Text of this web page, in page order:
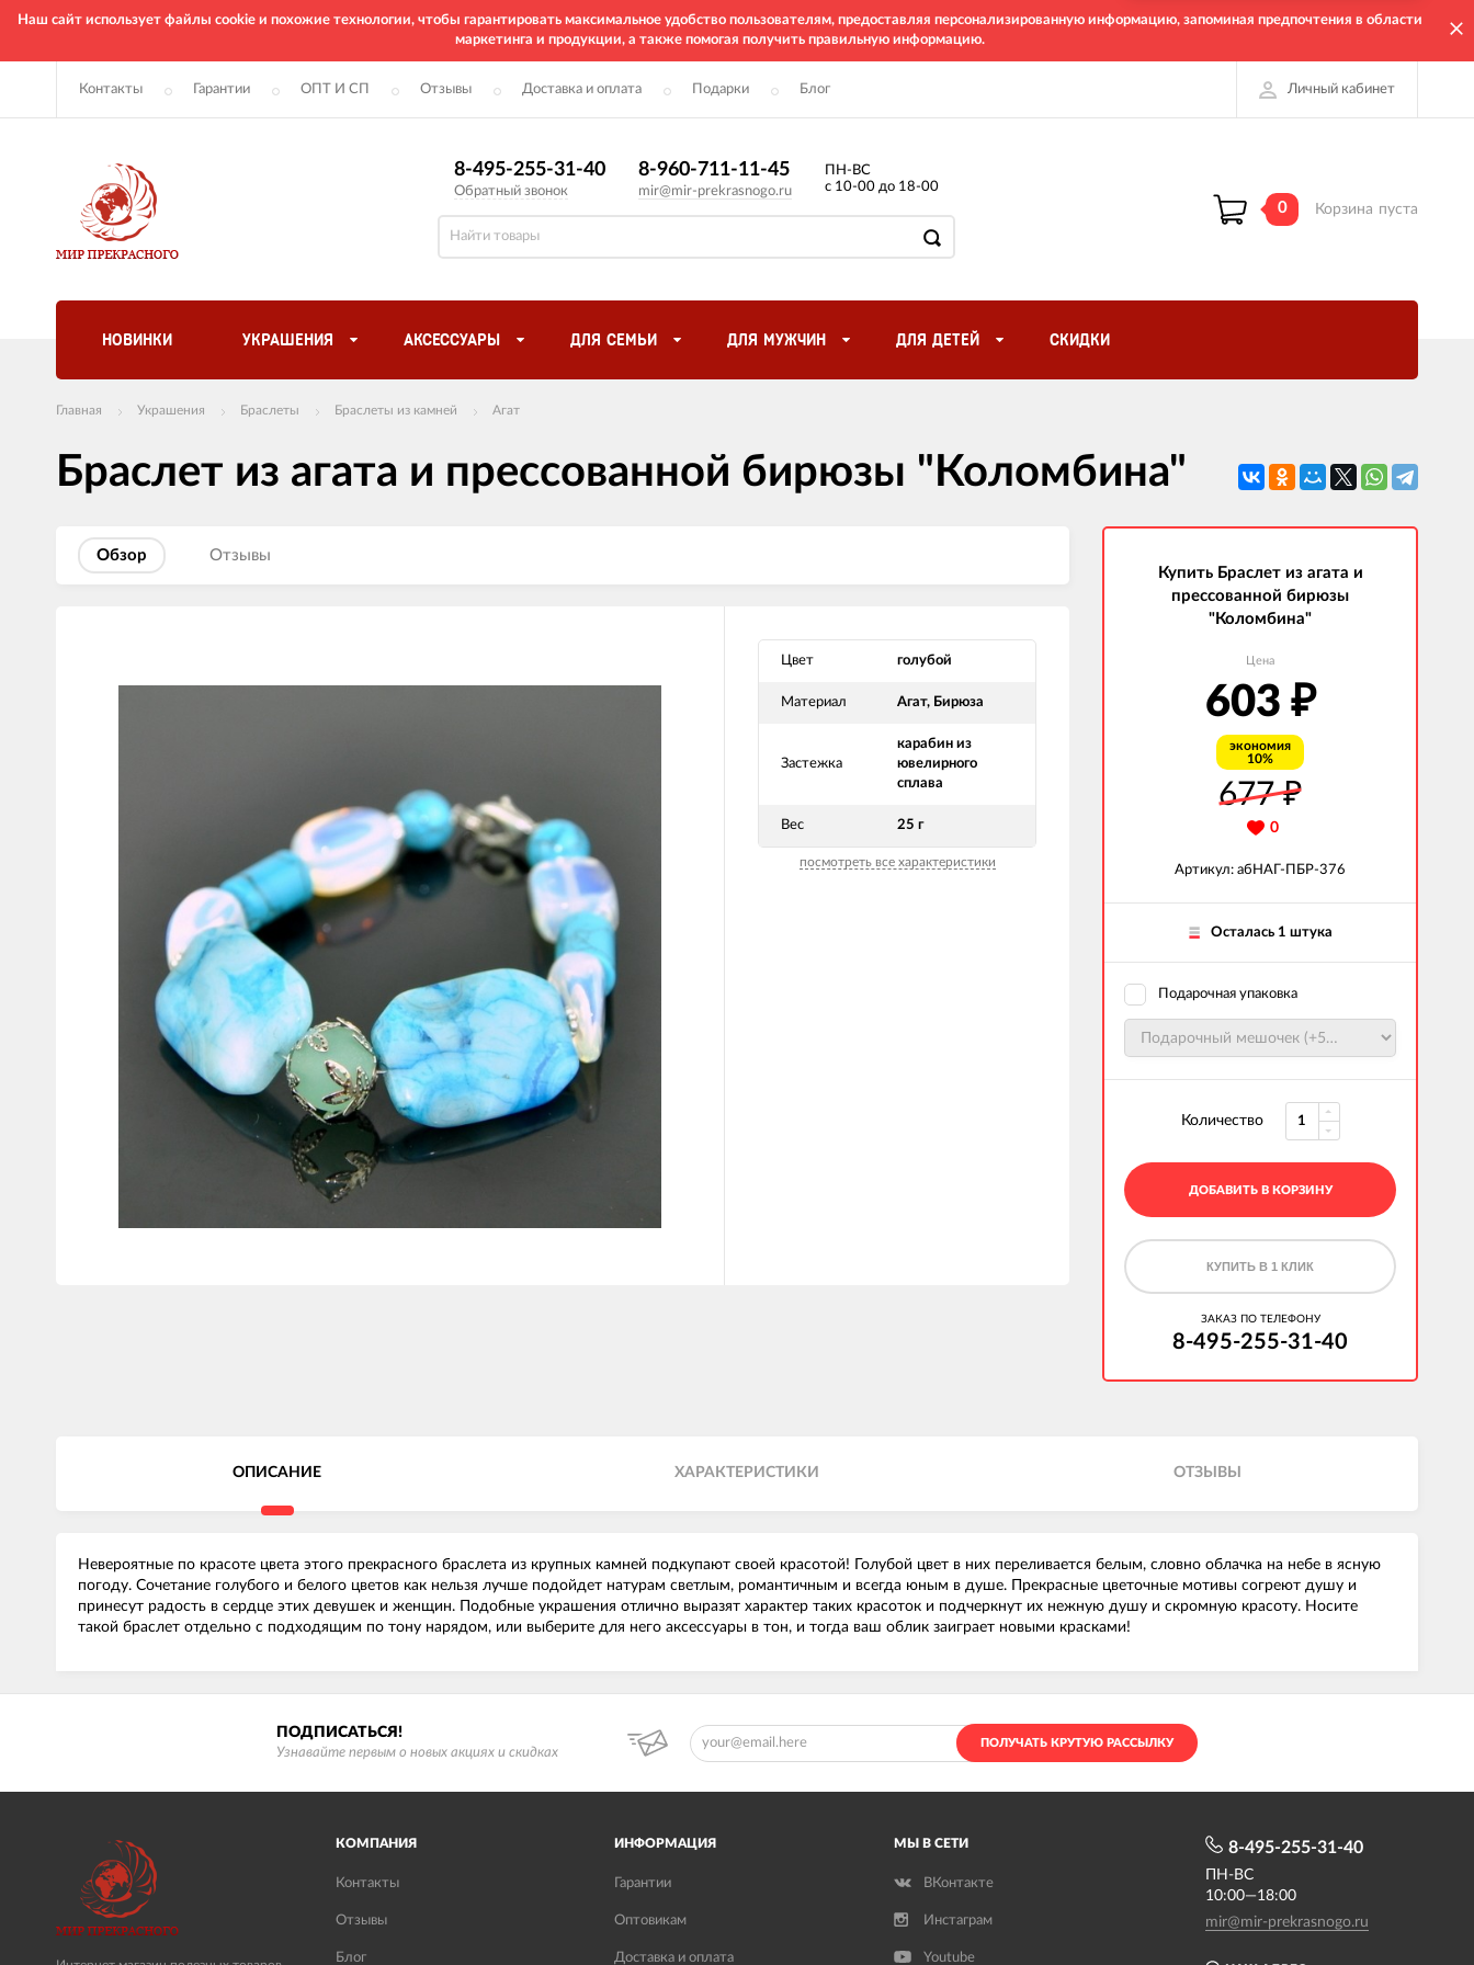
Наш сайт использует файлы cookie и похожие технологии, чтобы гарантировать максимальное удобство пользователям, предоставляя персонализированную информацию, запоминая предпочтения в области
маркетинга и продукции, а также помогая получить правильную информацию.
Контакты Гарантии ОПТ И СП Отзывы Доставка и оплата Подарки Блог Личный кабинет
8-495-255-31-40
Обратный звонок
8-960-711-11-45
mir@mir-prekrasnogo.ru
ПН-ВС
с 10-00 до 18-00
0 Корзина пуста
НОВИНКИ УКРАШЕНИЯ АКСЕССУАРЫ ДЛЯ СЕМЬИ ДЛЯ МУЖЧИН ДЛЯ ДЕТЕЙ СКИДКИ
Главная Украшения Браслеты Браслеты из камней Агат
Браслет из агата и прессованной бирюзы "Коломбина"
Обзор Отзывы
Цвет голубой
Материал Агат, Бирюза
Застежка
карабин из
ювелирного
сплава
Вес 25 г
посмотреть все характеристики
Купить Браслет из агата и
прессованной бирюзы
"Коломбина"
Цена
603 ₽
экономия
10%
677₽
0
Артикул: абНАГ-ПБР-376
Осталась 1 штука
Подарочная упаковка
Количество
ДОБАВИТЬ В КОРЗИНУ
КУПИТЬ В 1 КЛИК
ЗАКАЗ ПО ТЕЛЕФОНУ
8-495-255-31-40
ОПИСАНИЕ ХАРАКТЕРИСТИКИ ОТЗЫВЫ
Невероятные по красоте цвета этого прекрасного браслета из крупных камней подкупают своей красотой! Голубой цвет в них переливается белым, словно облачка на небе в ясную
погоду. Сочетание голубого и белого цветов как нельзя лучше подойдет натурам светлым, романтичным и всегда юным в душе. Прекрасные цветочные мотивы согреют душу и
принесут радость в сердце этих девушек и женщин. Подобные украшения отлично выразят характер таких красоток и подчеркнут их нежную душу и скромную красоту. Носите
такой браслет отдельно с подходящим по тону нарядом, или выберите для него аксессуары в тон, и тогда ваш облик заиграет новыми красками!
ПОДПИСАТЬСЯ!
Узнавайте первым о новых акциях и скидках
ПОЛУЧАТЬ КРУТУЮ РАССЫЛКУ
КОМПАНИЯ
Контакты
Отзывы
Блог
ИНФОРМАЦИЯ
Гарантии
Оптовикам
Доставка и оплата
МЫ В СЕТИ
ВКонтакте
Инстаграм
Youtube
8-495-255-31-40
ПН-ВС
10:00—18:00
mir@mir-prekrasnogo.ru